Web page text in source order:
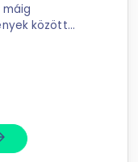
máig
között